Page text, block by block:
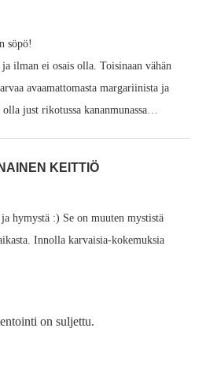
söpö!
ilman ei osais olla. Toisinaan vähän
avaamattomasta margariinista ja
just rikotussa kananmunassa…
KEITTIÖ
hymystä :) Se on muuten mystistä
Innolla karvaisia-kokemuksia
on suljettu.